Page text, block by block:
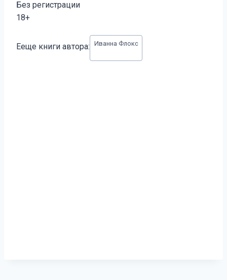
Без регистрации
18+
записи:
Ееще книги автора: Иванна Флокс